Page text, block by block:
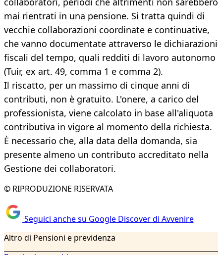
mai rientrati in una pensione. Si tratta quindi di
vecchie collaborazioni coordinate e continuative,
che vanno documentate attraverso le dichiarazioni
fiscali del tempo, quali redditi di lavoro autonomo
(Tuir, ex art. 49, comma 1 e comma 2).
Il riscatto, per un massimo di cinque anni di
contributi, non è gratuito. L'onere, a carico del
professionista, viene calcolato in base all'aliquota
contributiva in vigore al momento della richiesta.
È necessario che, alla data della domanda, sia
presente almeno un contributo accreditato nella
Gestione dei collaboratori.
© RIPRODUZIONE RISERVATA
Seguici anche su Google Discover di Avvenire
Altro di Pensioni e previdenza